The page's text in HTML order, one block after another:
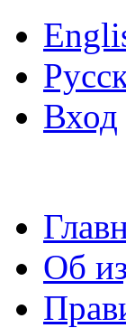
Вход
Об